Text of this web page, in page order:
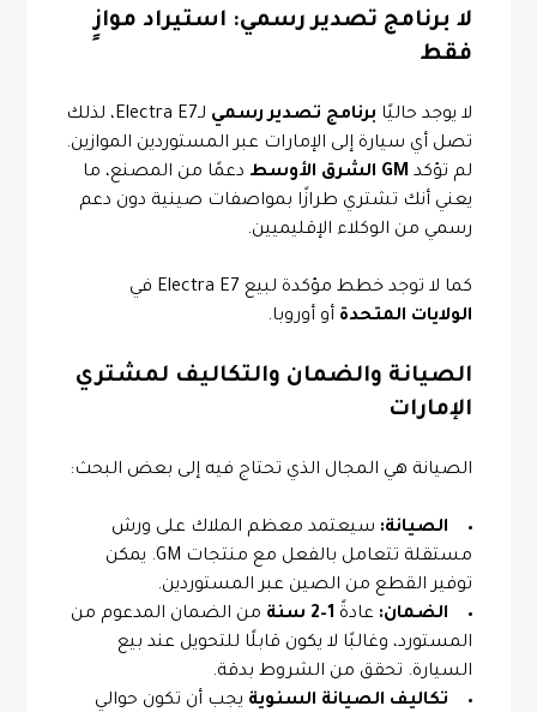
لا برنامج تصدير رسمي: استيراد موازٍ
فقط
لا يوجد حاليًا برنامج تصدير رسمي
لـElectra E7، لذلك
تصل أي سيارة إلى الإمارات عبر المستوردين الموازين.
لم تؤكد GM الشرق الأوسط
دعمًا من المصنع، ما
يعني أنك تشتري طرازًا بمواصفات صينية دون دعم
رسمي من الوكلاء الإقليميين.
كما لا توجد خطط مؤكدة لبيع Electra E7 في
الولايات المتحدة أو أوروبا.
الصيانة والضمان والتكاليف لمشتري
الإمارات
الصيانة هي المجال الذي تحتاج فيه إلى بعض البحث:
الصيانة: سيعتمد معظم الملاك على ورش
مستقلة تتعامل بالفعل مع منتجات GM. يمكن
توفير القطع من الصين عبر المستوردين.
الضمان: عادةً 1–2 سنة
من الضمان المدعوم من
المستورد، وغالبًا لا يكون قابلًا للتحويل عند بيع
السيارة. تحقق من الشروط بدقة.
تكاليف الصيانة السنوية يجب أن تكون حوالي